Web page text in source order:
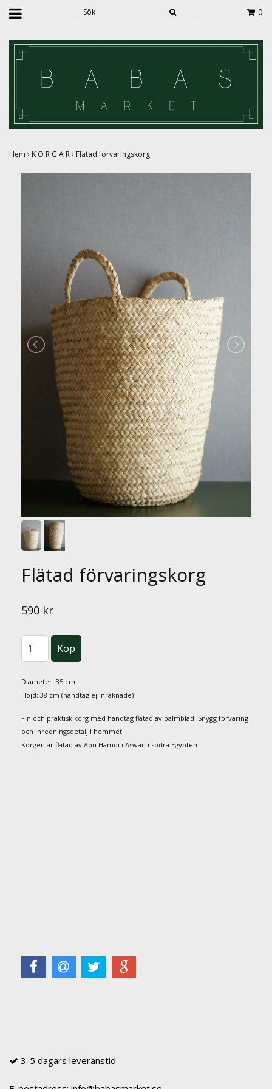
0
Hem › K O R G A R› Flätad förvaringskorg
Flätad förvaringskorg
590 kr
Diameter: 35 cm
Höjd: 38 cm (handtag ej inräknade)
Fin och praktisk korg med handtag flätad av palmblad. Snygg förvaring
och inredningsdetalj i hemmet.
Korgen är flätad av Abu Hamdi i Aswan i södra Egypten.
3-5 dagars leveranstid